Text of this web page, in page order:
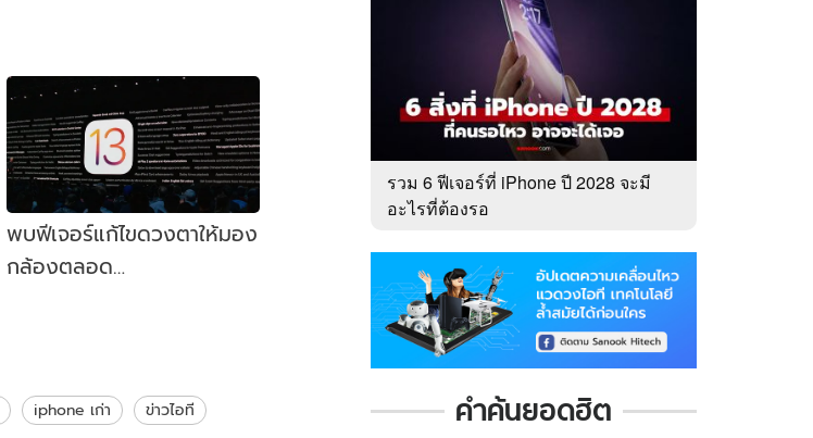
พบฟีเจอร์แก้ไขดวงตาให้มอง
กล้องตลอด
iphone เก่า
ข่าวไอที
รวม 6 ฟีเจอร์ที่ iPhone ปี 2028 จะมี
อะไรที่ต้องรอ
คำค้นยอดฮิต